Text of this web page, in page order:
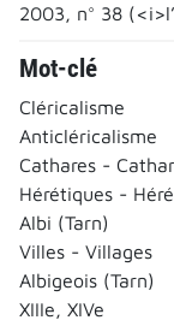
2003, n° 38
Mot-clé
Cléricalisme
Anticléricalisme
Cathares -
Hérétiques -
Albi (Tarn)
Villes - Villages
Albigeois (Tarn)
XIIIe, XIVe